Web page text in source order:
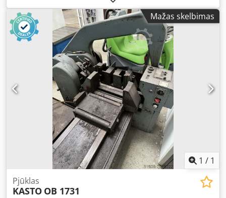
m/min Pjovimo skersmuo: 320 mm Didžiausias pjovimo
plotas: 320 x 320 mm Pjūklinės juostos ilgis: 4.930 x 34 x
1,1 mm Dedpjvpt Eysfx Afwokr Pateikimo ilgis: maks. 9×600
mm Užimamas plotas apie: 2,6 x 2,4 x 1,40 m Automatinė
juostinis pjūklas, tiesus pjūvis, min. pjaunamoji skersmuo
10 mm, min. pjaunamoji ilgis 6 mm, min. likutinio gabalo
ilgis 15 mm (automatikoje 80 mm), maks. medžiagos svoris
400 kg/m, aušinimo skysčio talpa 60 l, siurblio našumas 16
l/min, spaudos slėgis reguliuojamas 20–60 bar, skiedrų
transporterio ilgis 2.400 x 950 mm, ritininis stalas 2.200 x
950 mm, 5 vnt. atsarginių juostinių pjūklų 4.930 x 34 x 1,1
mm, naudojimo instrukcija
Mažas skelbimas
1 / 1
Pjūklas
KASTO OB 1731